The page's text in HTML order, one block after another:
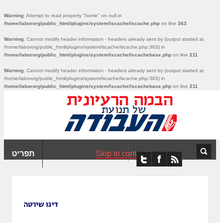
Warning: Attempt to read property "home" on null in
/home/labororg/public_html/plugins/system/lscache/lscache.php on line 363
Warning: Cannot modify header information - headers already sent by (output started at
/home/labororg/public_html/plugins/system/lscache/lscache.php:363) in
/home/labororg/public_html/plugins/system/lscache/lscachebase.php on line 211
Warning: Cannot modify header information - headers already sent by (output started at
/home/labororg/public_html/plugins/system/lscache/lscache.php:363) in
/home/labororg/public_html/plugins/system/lscache/lscachebase.php on line 211
תפריט Skip to content
דיגו שירטה